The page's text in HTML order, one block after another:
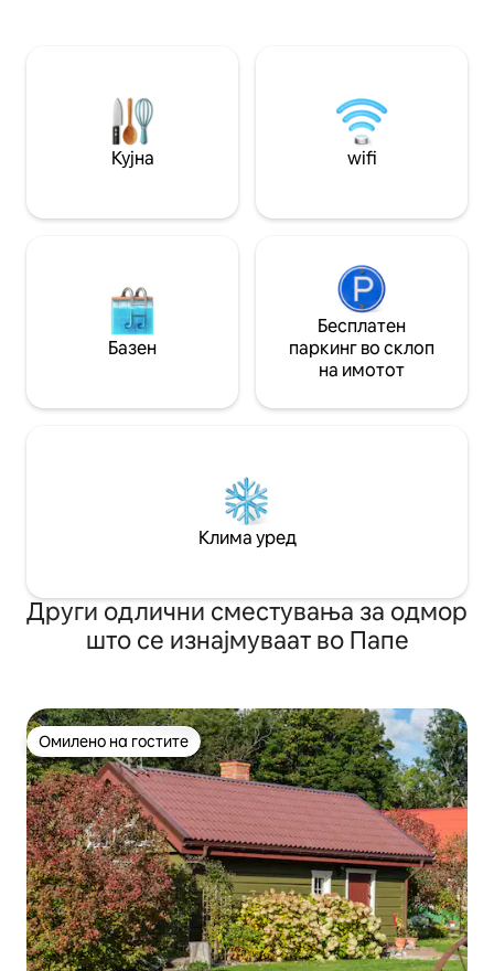
Продавница за намирници – 3 минути
пеш ✦ Детско игралиште – 5 минути
испратете ми порака во секое време.
Опуштете се,
скапоцени
извонредно
Кујна wifi
Базен
Бесплатен
паркинг во склоп
на имотот
Клима уред
Други одлични сместувања за одмор
што се изнајмуваат во Папе
Омилено на гостите
Омилено на гостите